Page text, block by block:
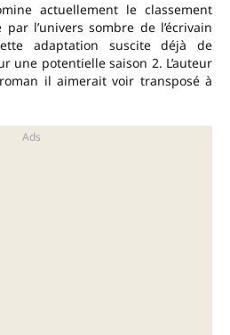
actuellement le classement
par l’univers sombre de l’écrivain
adaptation suscite déjà de
une potentielle saison 2. L’auteur
il aimerait voir transposé à